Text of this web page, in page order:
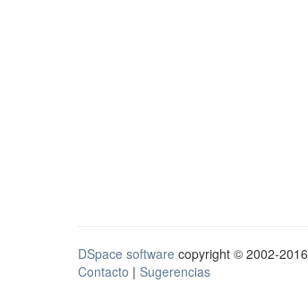
DSpace software copyright © 2002-2016
Contacto | Sugerencias